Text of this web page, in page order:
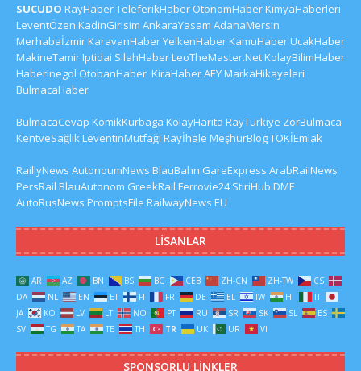
SUCUDO RayHaberTeleferikHaber OtonomHaberKimyaHaberleri
LeventÖzen KadinGirisim AnkaraYasam AdanaMersin
MerhabaİzmirKaravanHaberYelkenHaberKamuHaberUcakHaber
MakineTamirIptidai SilahHaberLeoTheMaster.NetKolayBilimHaber
HaberInegol OtobanHaber KiraHaberAEYMarkaHikayeleri
BulmacaHaber
BulmacaCevap KomikKurbaga KolayHarita RayTurkiye ZorBulmaca
KentveSağlıkLeventinMutfağı Rayİhale MeşhurBlogTOKİEmlak
RaillyNews AutonoumNews BlauBahn GareExpress ArabRailNews
PersRail BlauAutonom GreekRail Ferrovie24 StiriHub DME
AutoRusNews PromptsFile RailwayNews EU
LISANLAR
AR AZ BN BS BG CEB ZH-CN ZH-TW
CS
DA
NL EN ET FI FR DE EL IW HI
IT
JA
KO LV LT NO PT RU SR SK SL
ES
SV
TG TA TE TH TR UK UR VI
SPONSORLU LINKLER